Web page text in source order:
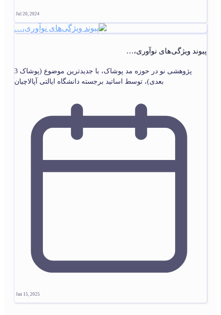
Jul 20, 2024
پیوند ویژگی‌های نوآوری،…
پژوهشی نو در حوزه مد پوشاک، با جدیدترین موضوع (پوشاک 3
بعدی)، توسط اساتید برجسته دانشگاه ایالتی آپالاچیان
Jan 15, 2025